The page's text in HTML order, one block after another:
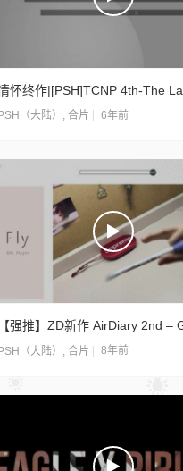
PSH（大陆） , 合片 6年前
（大陆） 合片 8年前